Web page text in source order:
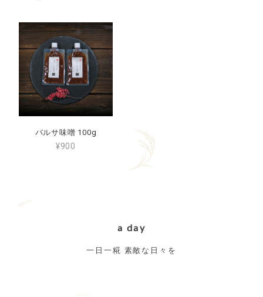
バルサ味噌 100g
¥900
a day
一日一糀 素敵な日々を